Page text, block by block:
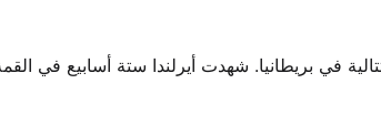
في بريطانيا. شهدت أيرلندا ستة أسابيع في